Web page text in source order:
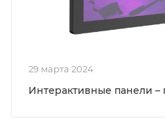
29 марта 2024
Интерактивные панели –